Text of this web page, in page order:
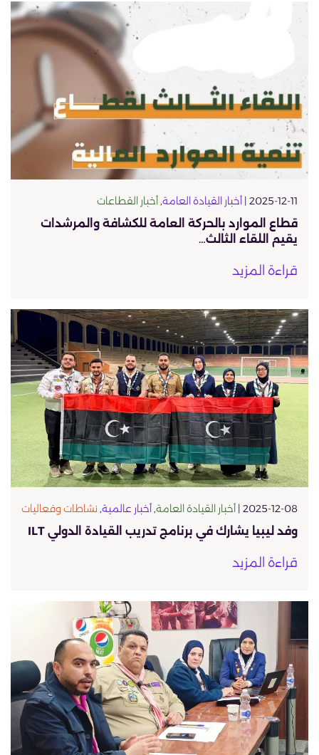
2025-12-11 | أخبار القيادة العامة,أخبار القطاعات
قطاع الموارد بالحركة العامة للكشافة والمرشدات
يقيم اللقاء الثالث…
قراءة المزيد
2025-12-08 | أخبار القيادة العامة,أخبار عالمية, نشاطات وفعاليات
وفد ليبيا يشارك في برنامج تدريب القيادة الدولي ILT
قراءة المزيد